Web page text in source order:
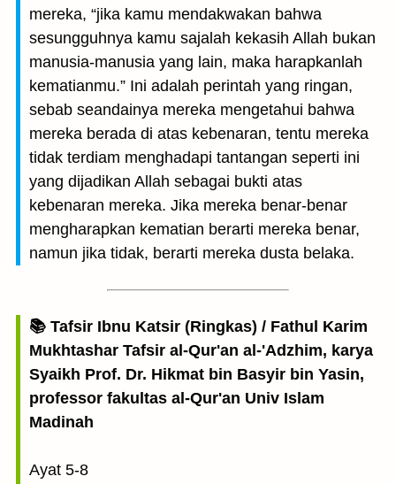
mereka, “jika kamu mendakwakan bahwa
sesungguhnya kamu sajalah kekasih Allah bukan
manusia-manusia yang lain, maka harapkanlah
kematianmu.” Ini adalah perintah yang ringan,
sebab seandainya mereka mengetahui bahwa
mereka berada di atas kebenaran, tentu mereka
tidak terdiam menghadapi tantangan seperti ini
yang dijadikan Allah sebagai bukti atas
kebenaran mereka. Jika mereka benar-benar
mengharapkan kematian berarti mereka benar,
namun jika tidak, berarti mereka dusta belaka.
📚 Tafsir Ibnu Katsir (Ringkas) / Fathul Karim
Mukhtashar Tafsir al-Qur'an al-'Adzhim, karya
Syaikh Prof. Dr. Hikmat bin Basyir bin Yasin,
professor fakultas al-Qur'an Univ Islam
Madinah
Ayat 5-8